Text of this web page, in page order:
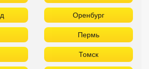
Оренбург
Пермь
Томск